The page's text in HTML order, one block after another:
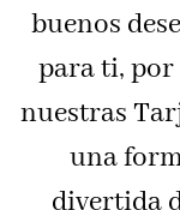
buenos
para ti, por
nuestras
una
divertida